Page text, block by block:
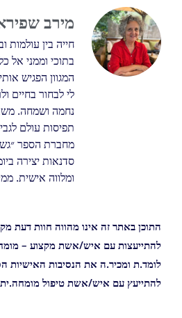
מירב
חייה בין עולמות
בתוכי וממני אל
המגוון הפגיש
לי לבחור בחיים
נחמה ושמחה.
תפיסות עולם
מחברת הספר
סדנאות יצירה
ומלווה אישית.
התוכן באתר זה אינו מהווה חוות דעת
להתייעצות עם איש/אשת מקצוע –
לומד.ת ומכיר.ה את הנסיבות האישיות
להתייעץ עם איש/אשת טיפול